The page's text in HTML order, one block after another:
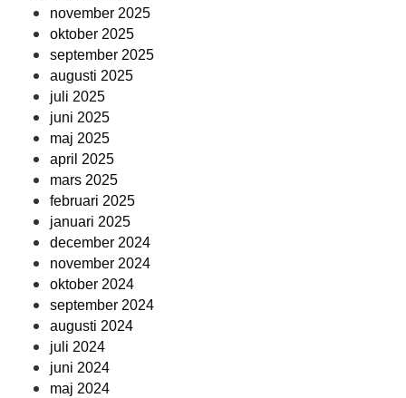
november 2025
oktober 2025
september 2025
augusti 2025
juli 2025
juni 2025
maj 2025
april 2025
mars 2025
februari 2025
januari 2025
december 2024
november 2024
oktober 2024
september 2024
augusti 2024
juli 2024
juni 2024
maj 2024